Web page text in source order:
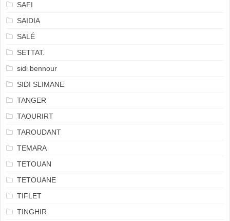
SAFI
SAIDIA
SALÉ
SETTAT.
sidi bennour
SIDI SLIMANE
TANGER
TAOURIRT
TAROUDANT
TEMARA
TETOUAN
TETOUANE
TIFLET
TINGHIR